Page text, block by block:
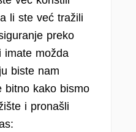
li ste već tražili
preko
imate možda
biste nam
bitno kako bismo
i pronašli